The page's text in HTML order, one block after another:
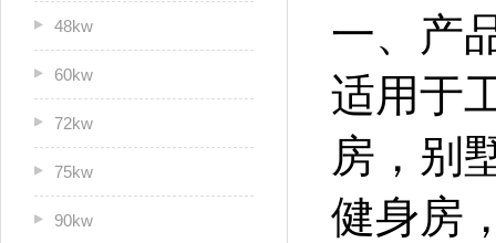
48kw
60kw
72kw
75kw
90kw
一、产
适用于
房 ， 别
健身房